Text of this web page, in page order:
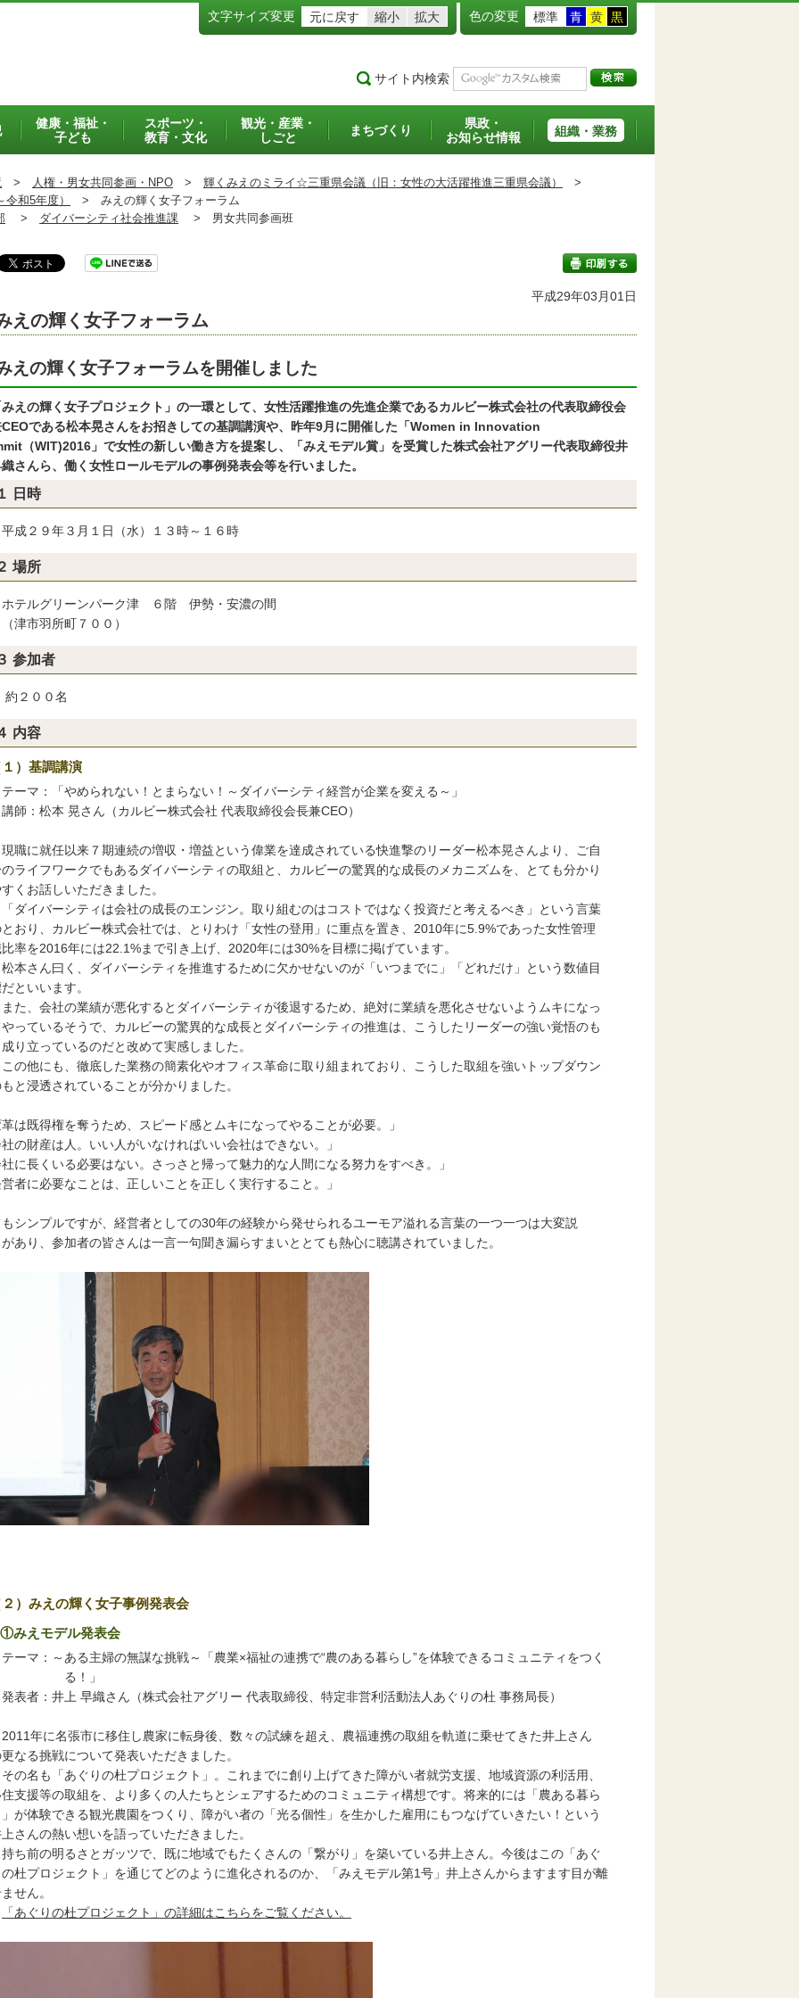
文字サイズ変更 元に戻す 縮小 拡大 色の変更 標準 青 黄 黒
サイト内検索
健康・福祉・
子ども
スポーツ・
教育・文化
観光・産業・
しごと
まちづくり
県政・
お知らせ情報
組織・業務
> 人権・男女共同参画・NPO > 輝くみえのミライ☆三重県会議（旧：女性の大活躍推進三重県会議）
>
和5年度）
> みえの輝く女子フォーラム
> ダイバーシティ社会推進課 > 男女共同参画班
印刷する
平成29年03月01日
えの輝く女子フォーラム
えの輝く女子フォーラムを開催しました
えの輝く女子プロジェクト」の一環として、女性活躍推進の先進企業であるカルビー株式会社の代表取締役会
である松本晃さんをお招きしての基調講演や、昨年9月に開催した「Women in Innovation
（WIT)2016」で女性の新しい働き方を提案し、「みえモデル賞」を受賞した株式会社アグリー代表取締役井
さんら、働く女性ロールモデルの事例発表会等を行いました。
日時
２９年３月１日（水）１３時～１６時
場所
ルグリーンパーク津 ６階 伊勢・安濃の間
市羽所町７００）
参加者
００名
内容
１）基調講演
マ：「やめられない！とまらない！～ダイバーシティ経営が企業を変える～」
：松本 晃さん（カルビー株式会社 代表取締役会長兼CEO）
に就任以来７期連続の増収・増益という偉業を達成されている快進撃のリーダー松本晃さんより、ご自
イフワークでもあるダイバーシティの取組と、カルビーの驚異的な成長のメカニズムを、とても分かり
お話しいただきました。
イバーシティは会社の成長のエンジン。取り組むのはコストではなく投資だと考えるべき」という言葉
り、カルビー株式会社では、とりわけ「女性の登用」に重点を置き、2010年に5.9%であった女性管理
を2016年には22.1%まで引き上げ、2020年には30%を目標に掲げています。
さん曰く、ダイバーシティを推進するために欠かせないのが「いつまでに」「どれだけ」という数値目
といいます。
、会社の業績が悪化するとダイバーシティが後退するため、絶対に業績を悪化させないようムキになっ
ているそうで、カルビーの驚異的な成長とダイバーシティの推進は、こうしたリーダーの強い覚悟のも
立っているのだと改めて実感しました。
他にも、徹底した業務の簡素化やオフィス革命に取り組まれており、こうした取組を強いトップダウン
浸透されていることが分かりました。
は既得権を奪うため、スピード感とムキになってやることが必要。」
の財産は人。いい人がいなければいい会社はできない。」
に長くいる必要はない。さっさと帰って魅力的な人間になる努力をすべき。」
者に必要なことは、正しいことを正しく実行すること。」
シンプルですが、経営者としての30年の経験から発せられるユーモア溢れる言葉の一つ一つは大変説
あり、参加者の皆さんは一言一句聞き漏らすまいととても熱心に聴講されていました。
）みえの輝く女子事例発表会
えモデル発表会
：～ある主婦の無謀な挑戦～「農業×福祉の連携で“農のある暮らし”を体験できるコミュニティをつく
！」
：井上 早織さん（株式会社アグリー 代表取締役、特定非営利活動法人あぐりの杜 事務局長）
年に名張市に移住し農家に転身後、数々の試練を超え、農福連携の取組を軌道に乗せてきた井上さん
る挑戦について発表いただきました。
も「あぐりの杜プロジェクト」。これまでに創り上げてきた障がい者就労支援、地域資源の利活用、
援等の取組を、より多くの人たちとシェアするためのコミュニティ構想です。将来的には「農ある暮ら
体験できる観光農園をつくり、障がい者の「光る個性」を生かした雇用にもつなげていきたい！という
んの熱い想いを語っていただきました。
前の明るさとガッツで、既に地域でもたくさんの「繋がり」を築いている井上さん。今後はこの「あぐ
プロジェクト」を通じてどのように進化されるのか、「みえモデル第1号」井上さんからますます目が離
せん。
「あぐりの杜プロジェクト」の詳細はこちらをご覧ください。